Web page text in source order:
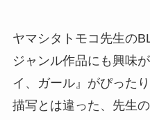
ヤマシタトモコ先生の
ジャンル作品にも興味
イ、ガール』がぴった
描写とは違った、先生